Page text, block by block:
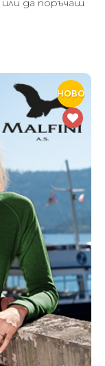
или да поръчаш
НОВО